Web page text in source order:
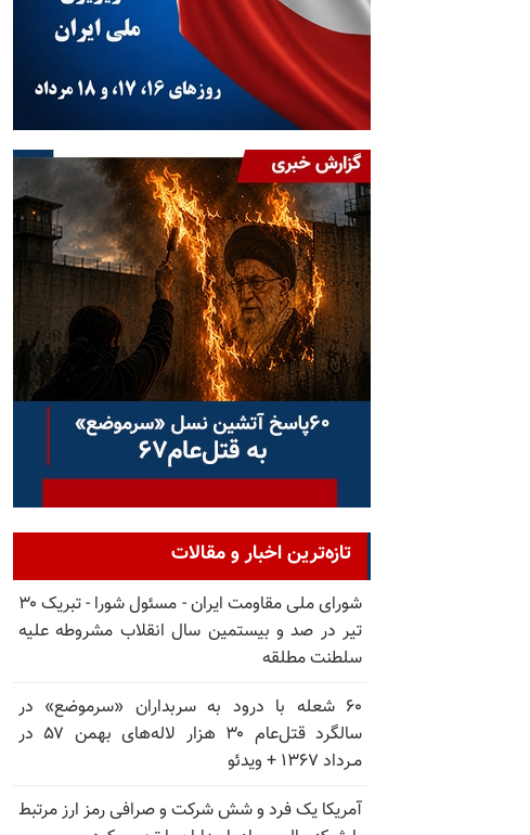
تازه‌ترین اخبار و مقالات
شورای ملی مقاومت ایران - مسئول شورا - تبریک ۳۰
تیر در صد و بیستمین سال انقلاب مشروطه علیه
سلطنت مطلقه
۶۰ شعله با درود به سربداران «سرموضع» در
سالگرد قتل‌عام ۳۰ هزار لاله‌های بهمن ۵۷ در
مـرداد ۱۳۶۷ + ویدئو
آمریکا یک فرد و شش شرکت و صرافی رمز ارز مرتبط